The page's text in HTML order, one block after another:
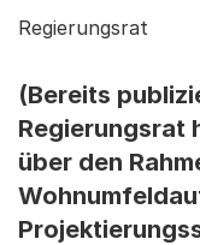
Regierungsrat
(Bereits
Regierungsrat
über den